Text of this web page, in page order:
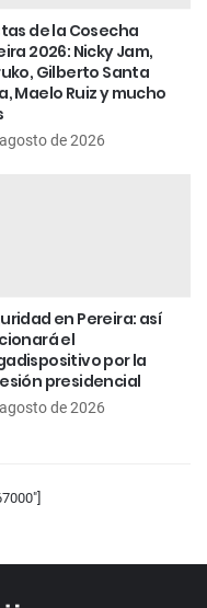
de la Cosecha
2026: Nicky Jam,
Gilberto Santa
Maelo Ruiz y mucho
de 2026
en Pereira: así
el
por la
presidencial
de 2026